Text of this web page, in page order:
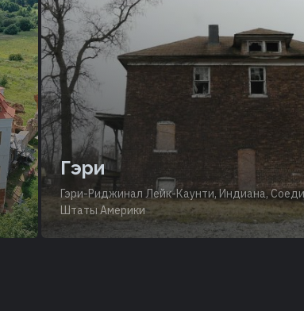
Гэри
Гэри-Риджинал Лейк-Каунти, Индиана,
Штаты Америки